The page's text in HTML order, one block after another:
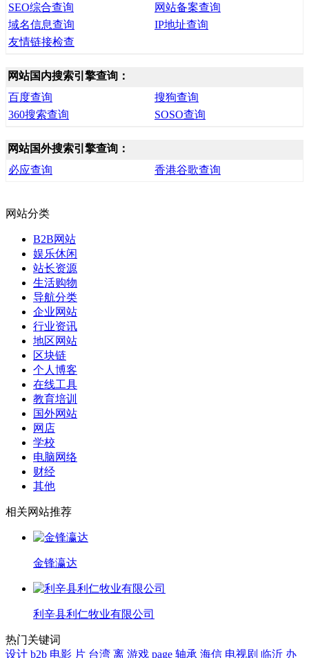
SEO综合查询
网站备案查询
域名信息查询
IP地址查询
友情链接检查
网站国内搜索引擎查询：
百度查询
搜狗查询
360搜索查询
SOSO查询
网站国外搜索引擎查询：
必应查询
香港谷歌查询
网站分类
B2B网站
娱乐休闲
站长资源
生活购物
导航分类
企业网站
行业资讯
地区网站
区块链
个人博客
在线工具
教育培训
国外网站
网店
学校
电脑网络
财经
其他
相关网站推荐
金锋瀛达
利辛县利仁牧业有限公司
热门关键词
设计 b2b 电影 片 台湾 离 游戏 page 轴承 海信 电视剧 临沂 办